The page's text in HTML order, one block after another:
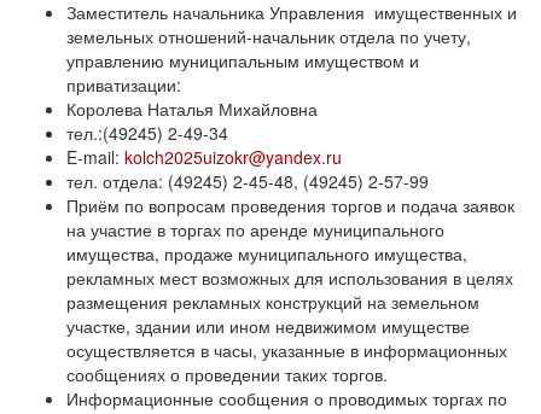
Заместитель начальника Управления имущественных и
земельных отношений-начальник отдела по учету,
управлению муниципальным имуществом и
приватизации:
Королева Наталья Михайловна
тел.:(49245) 2-49-34
E-mail: kolch2025uizokr@yandex.ru
тел. отдела: (49245) 2-45-48, (49245) 2-57-99
Приём по вопросам проведения торгов и подача заявок
на участие в торгах по аренде муниципального
имущества, продаже муниципального имущества,
рекламных мест возможных для использования в целях
размещения рекламных конструкций на земельном
участке, здании или ином недвижимом имуществе
осуществляется в часы, указанные в информационных
сообщениях о проведении таких торгов.
Информационные сообщения о проводимых торгах по